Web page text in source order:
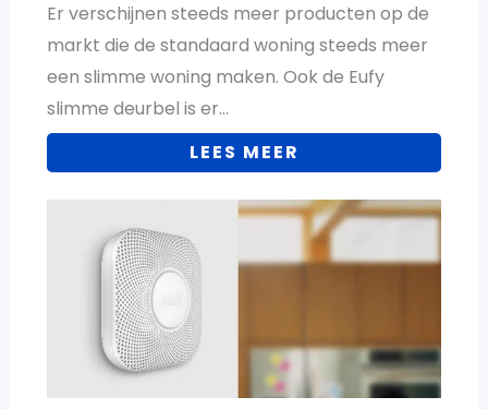
Er verschijnen steeds meer producten op de
markt die de standaard woning steeds meer
een slimme woning maken. Ook de Eufy
slimme deurbel is er…
LEES MEER